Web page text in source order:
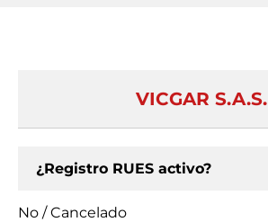
VICGAR S.A.S.
¿Registro RUES activo?
No / Cancelado